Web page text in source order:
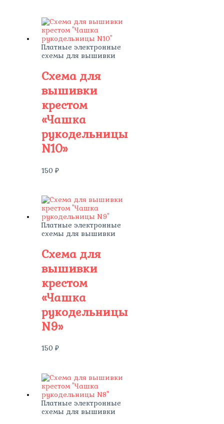
Платные электронные
схемы для вышивки
Схема для
вышивки
крестом
«Чашка
рукодельницы
N10»
150 ₽
Платные электронные
схемы для вышивки
Схема для
вышивки
крестом
«Чашка
рукодельницы
N9»
150 ₽
Платные электронные
схемы для вышивки